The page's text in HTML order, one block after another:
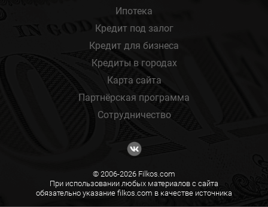
Ипотека
Кредит под залог
Кредит для бизнеса
Кредиты в городах
Карта сайта
Партнёрская программа
Сотрудничество
© 2006-2026 Filkos.com
При использовании любых материалов с сайта
обязательно указание filkos.com в качестве источника